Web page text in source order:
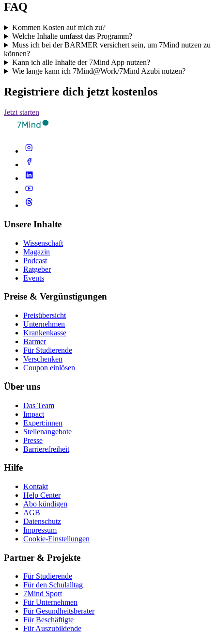
FAQ
Kommen Kosten auf mich zu?
Welche Inhalte umfasst das Programm?
Muss ich bei der BARMER versichert sein, um 7Mind nutzen zu
können?
Kann ich alle Inhalte der 7Mind App nutzen?
Wie lange kann ich 7Mind@Work/7Mind Azubi nutzen?
Registriere dich jetzt kostenlos
Jetzt starten
Unsere Inhalte
Wissenschaft
Magazin
Podcast
Ratgeber
Events
Preise & Vergünstigungen
Preisübersicht
Unternehmen
Krankenkasse
Barmer
Für Studierende
Ver­schen­ken
Coupon einlösen
Über uns
Das Team
Impact
Expert:innen
Stellenangebote
Presse
Barrierefreiheit
Hilfe
Kontakt
Help Center
Abo kündigen
AGB
Datenschutz
Impressum
Cookie-Einstellungen
Partner & Projekte
Für Stu­die­rende
Für den Schulalltag
7Mind Sport
Für Unter­neh­men
Für Gesund­heits­be­ra­ter
Für Beschäftigte
Für Auszubildende